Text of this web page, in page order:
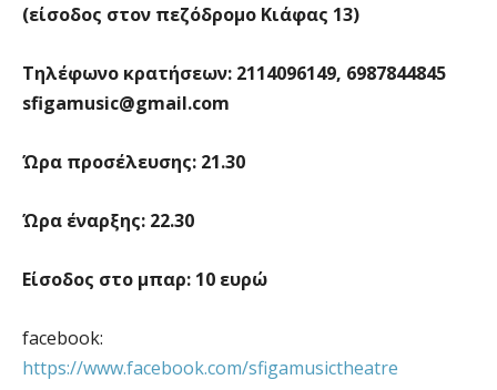
(είσοδος στον πεζόδρομο Κιάφας 13)
Τηλέφωνο κρατήσεων: 2114096149, 6987844845
sfigamusic@gmail.com
Ώρα προσέλευσης: 21.30
Ώρα έναρξης: 22.30
Είσοδος στο μπαρ: 10 ευρώ
facebook:
https://www.facebook.com/sfigamusictheatre